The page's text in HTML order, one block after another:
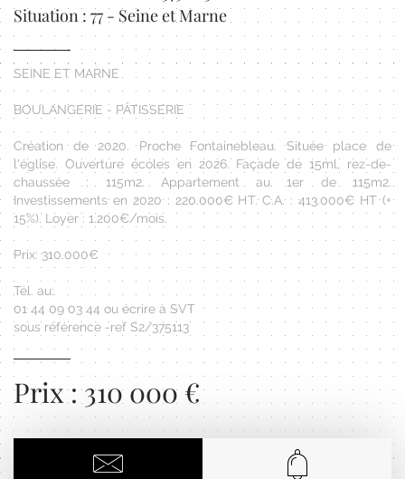
Situation : 77 - Seine et Marne
SEINE ET MARNE
BOULANGERIE - PÂTISSERIE
Création de 2020. Proche Fontainebleau. Située place de
l'église. Ouverture écoles en 2026. Façade de 15ml, rez-de-
chaussée : 115m2. Appartement au 1er de 115m2.
Investissements en 2020 : 220.000€ HT. C.A. : 413.000€ HT (+
15%). Loyer : 1.200€/mois.
Prix: 310.000€
Tél. au:
01 44 09 03 44 ou écrire à SVT
sous référence -ref S2/375113
Prix : 310 000 €